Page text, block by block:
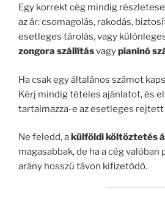
Egy korrekt cég mindig
az ár: csomagolás, rakodás,
esetleges tárolás, vagy
zongora szállításvagypianínó
Ha csak egy általános számot
Kérj mindig tételes ajánlatot, és
tartalmazza-e az esetleges rejtett
Ne feledd, a külföldi költöztetés
magasabbak, de ha a cég valóban
arány hosszú távon kifizetődő.